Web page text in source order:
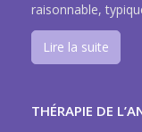
raisonnable,
Lire la suite
THÉRAPIE DE